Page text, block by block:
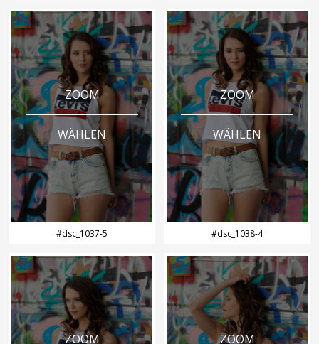
ZOOM
WÄHLEN
#dsc_1037-5
ZOOM
WÄHLEN
#dsc_1038-4
ZOOM ZOOM